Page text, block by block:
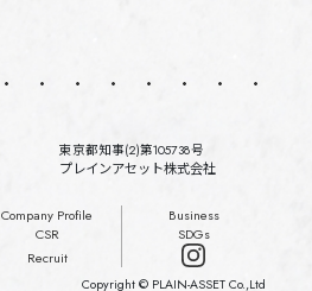
東京都知事(2)第105738号
プレインアセット株式会社
Company Profile
Business
CSR
SDGs
Recruit
Copyright © PLAIN-ASSET Co.,Ltd